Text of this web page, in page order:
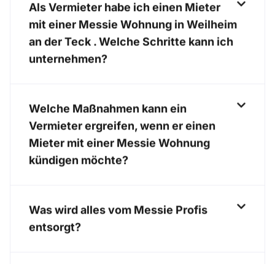
Als Vermieter habe ich einen Mieter
mit einer Messie Wohnung in Weilheim
an der Teck . Welche Schritte kann ich
unternehmen?
Welche Maßnahmen kann ein
Vermieter ergreifen, wenn er einen
Mieter mit einer Messie Wohnung
kündigen möchte?
Was wird alles vom Messie Profis
entsorgt?